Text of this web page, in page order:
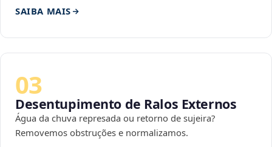
SAIBA MAIS
03
Desentupimento de Ralos Externos
Água da chuva represada ou retorno de sujeira?
Removemos obstruções e normalizamos.